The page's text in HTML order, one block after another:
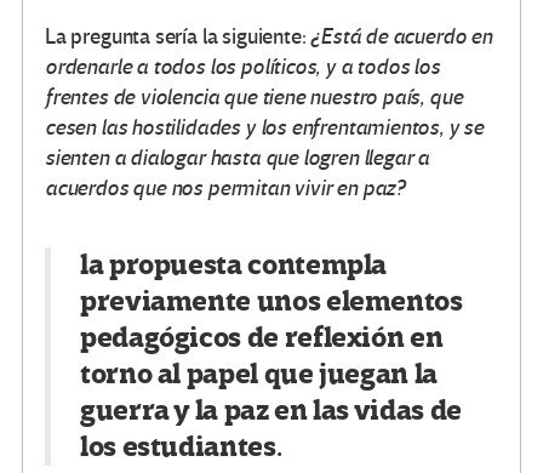
La pregunta sería la siguiente:¿Está de acuerdo en
ordenarle a todos los políticos, y a todos los
frentes de violencia que tiene nuestro país, que
cesen las hostilidades y los enfrentamientos, y se
sienten a dialogar hasta que logren llegar a
acuerdos que nos permitan vivir en paz?
la propuesta contempla
previamente unos elementos
pedagógicos de reflexión en
torno al papel que juegan la
guerra y la paz en las vidas de
los estudiantes.